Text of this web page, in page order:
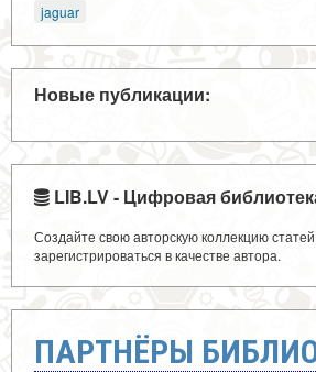
jaguar
Новые публикации:
LIB.LV - Цифровая
Создайте свою авторскую коллекцию
зарегистрироваться в качестве автора.
ПАРТНЁРЫ